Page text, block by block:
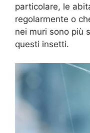
particolare, le
regolarmente o
nei muri sono più
questi insetti.